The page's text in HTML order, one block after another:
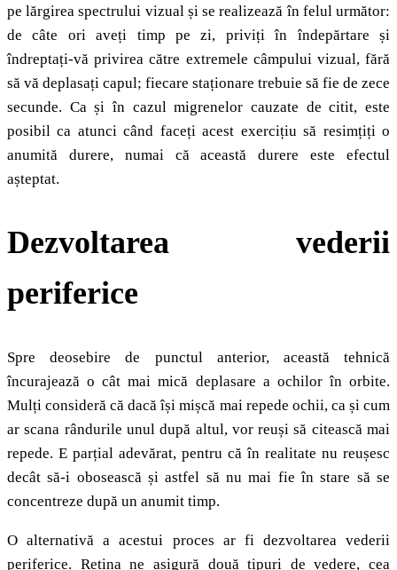
pe lărgirea spectrului vizual și se realizează în felul următor:
de câte ori aveți timp pe zi, priviți în îndepărtare și
îndreptați-vă privirea către extremele câmpului vizual, fără
să vă deplasați capul; fiecare staționare trebuie să fie de zece
secunde. Ca și în cazul migrenelor cauzate de citit, este
posibil ca atunci când faceți acest exercițiu să resimțiți o
anumită durere, numai că această durere este efectul
așteptat.
Dezvoltarea vederii
periferice
Spre deosebire de punctul anterior, această tehnică
încurajează o cât mai mică deplasare a ochilor în orbite.
Mulți consideră că dacă își mișcă mai repede ochii, ca și cum
ar scana rândurile unul după altul, vor reuși să citească mai
repede. E parțial adevărat, pentru că în realitate nu reușesc
decât să-i obosească și astfel să nu mai fie în stare să se
concentreze după un anumit timp.
O alternativă a acestui proces ar fi dezvoltarea vederii
periferice. Retina ne asigură două tipuri de vedere, cea